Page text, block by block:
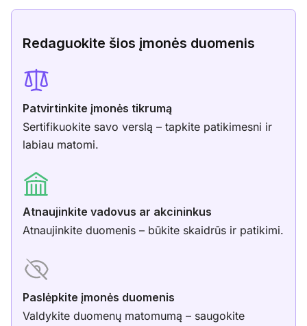
Redaguokite šios įmonės duomenis
Patvirtinkite įmonės tikrumą
Sertifikuokite savo verslą – tapkite patikimesni ir
labiau matomi.
Atnaujinkite vadovus ar akcininkus
Atnaujinkite duomenis – būkite skaidrūs ir patikimi.
Paslėpkite įmonės duomenis
Valdykite duomenų matomumą – saugokite